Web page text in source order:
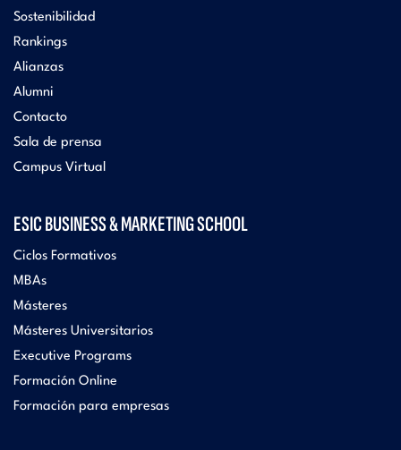
Sostenibilidad
Rankings
Alianzas
Alumni
Contacto
Sala de prensa
Campus Virtual
ESIC BUSINESS & MARKETING SCHOOL
Ciclos Formativos
MBAs
Másteres
Másteres Universitarios
Executive Programs
Formación Online
Formación para empresas